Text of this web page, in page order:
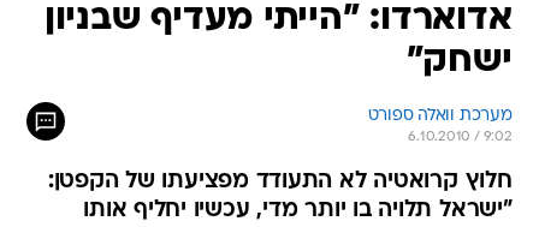
אדוארדו: "הייתי מעדיף שבניון
ישחק"
מערכת וואלה ספורט
6.10.2010 / 9:02
חלוץ קרואטיה לא התעודד מפציעתו של הקפטן:
"ישראל תלויה בו יותר מדי, עכשיו יחליף אותו